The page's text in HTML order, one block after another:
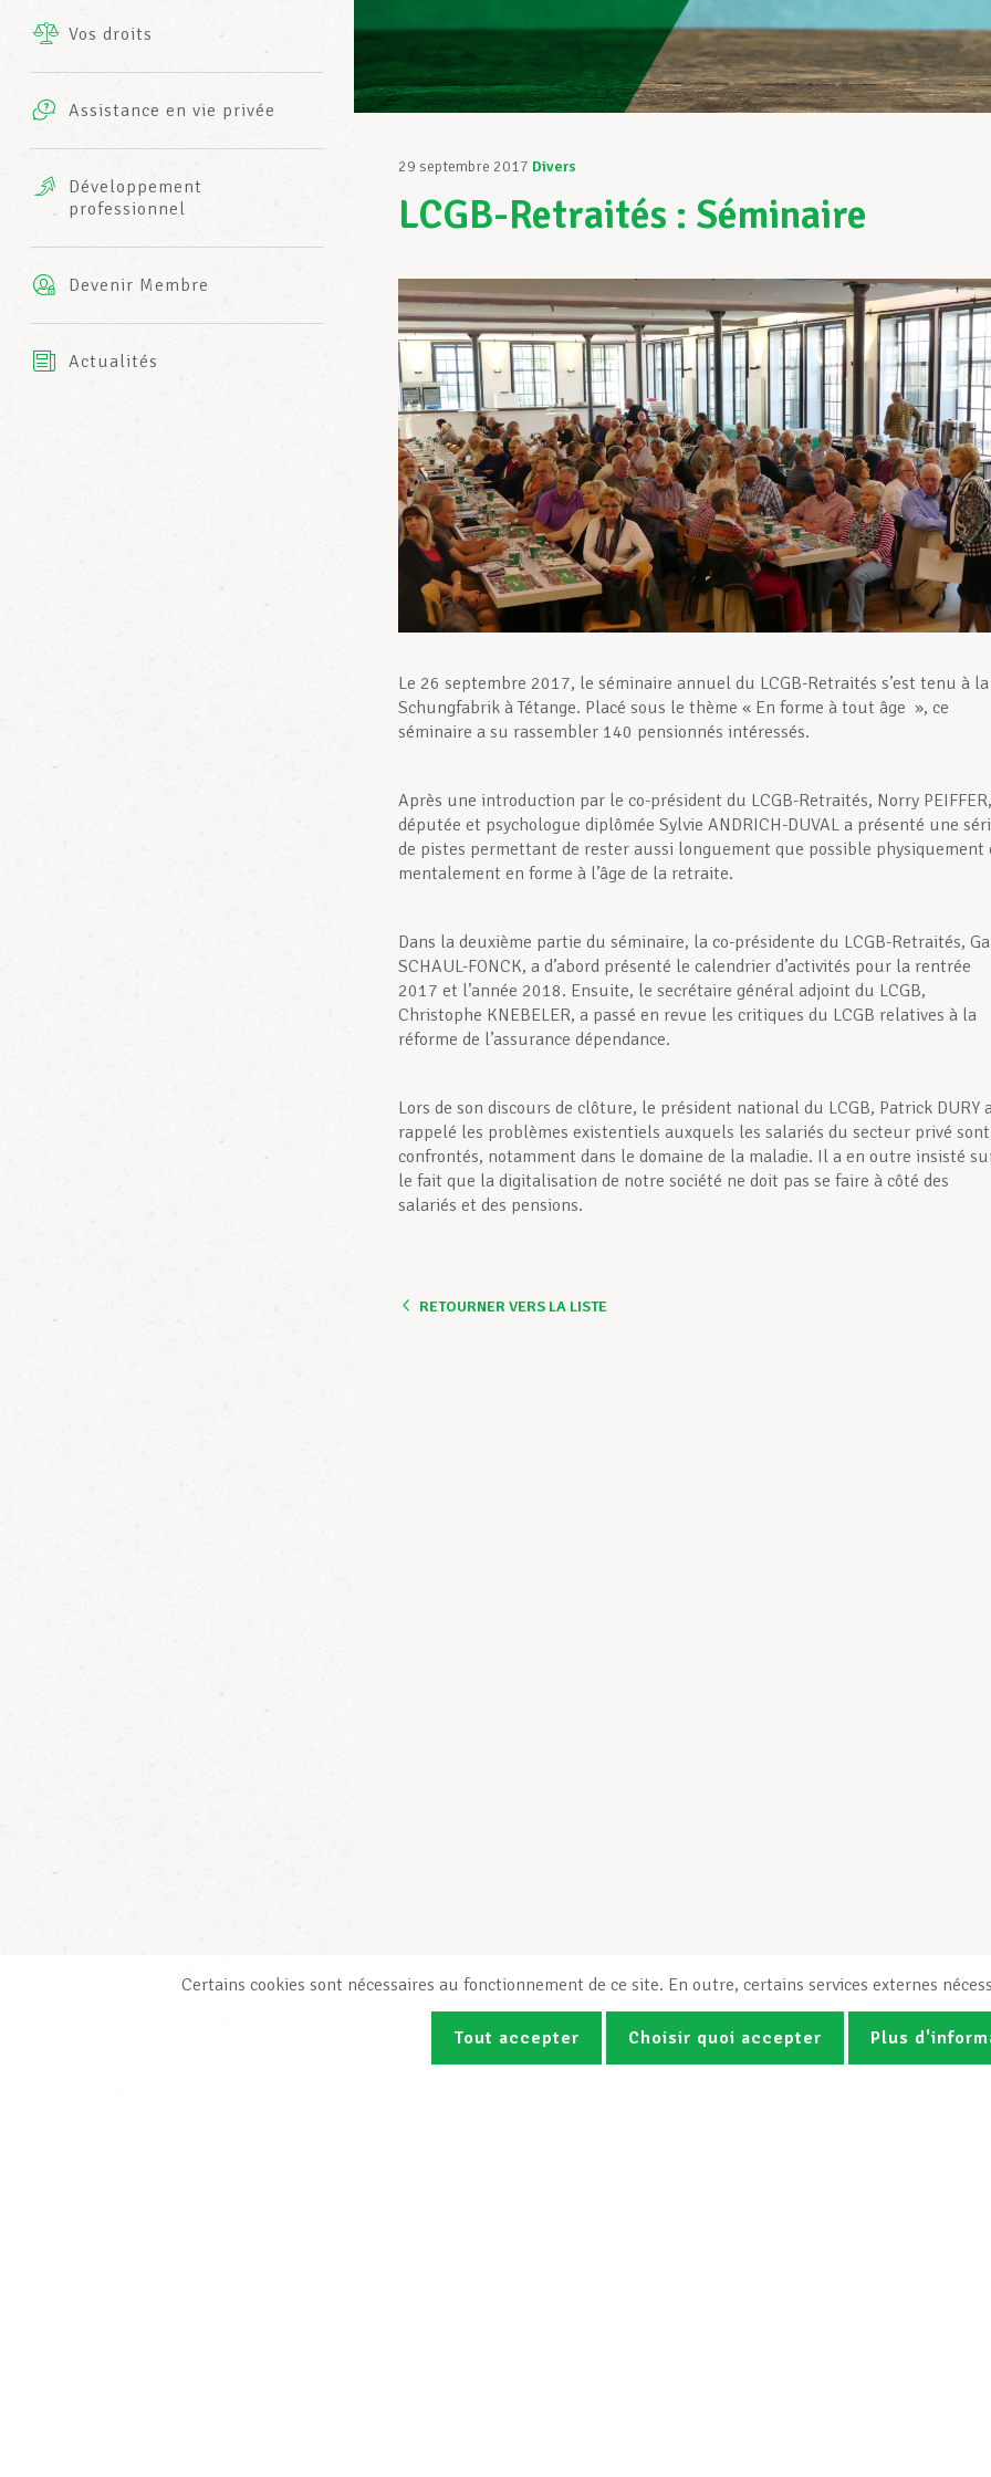
INFO-CENTER
Vos droits
Assistance en vie privée
complémentaires
AXA
Développement
professionnel
Devenir Membre
Actualités
29 septembre 2017 Divers
LCGB-Retraités : Séminaire
Le 26 septembre 2017, le séminaire annuel du LCGB-Retraités s’est tenu à la
Schungfabrik à Tétange. Placé sous le thème « En forme à tout âge », ce
séminaire a su rassembler 140 pensionnés intéressés.
Après une introduction par le co-président du LCGB-Retraités, Norry
députée et psychologue diplômée Sylvie ANDRICH-DUVAL a présenté une
de pistes permettant de rester aussi longuement que possible physiquement
mentalement en forme à l’âge de la retraite.
Dans la deuxième partie du séminaire, la co-présidente du LCGB-Retraités,
SCHAUL-FONCK, a d’abord présenté le calendrier d’activités pour la rentrée
2017 et l’année 2018. Ensuite, le secrétaire général adjoint du LCGB,
Christophe KNEBELER, a passé en revue les critiques du LCGB relatives à la
réforme de l’assurance dépendance.
Lors de son discours de clôture, le président national du LCGB, Patrick DURY
rappelé les problèmes existentiels auxquels les salariés du secteur privé sont
confrontés, notamment dans le domaine de la maladie. Il a en outre insisté
le fait que la digitalisation de notre société ne doit pas se faire à côté des
salariés et des pensions.
RETOURNER VERS LA LISTE
Certains cookies sont nécessaires au fonctionnement de ce site. En outre, certains services externes
Tout accepter Choisir quoi accepter Plus